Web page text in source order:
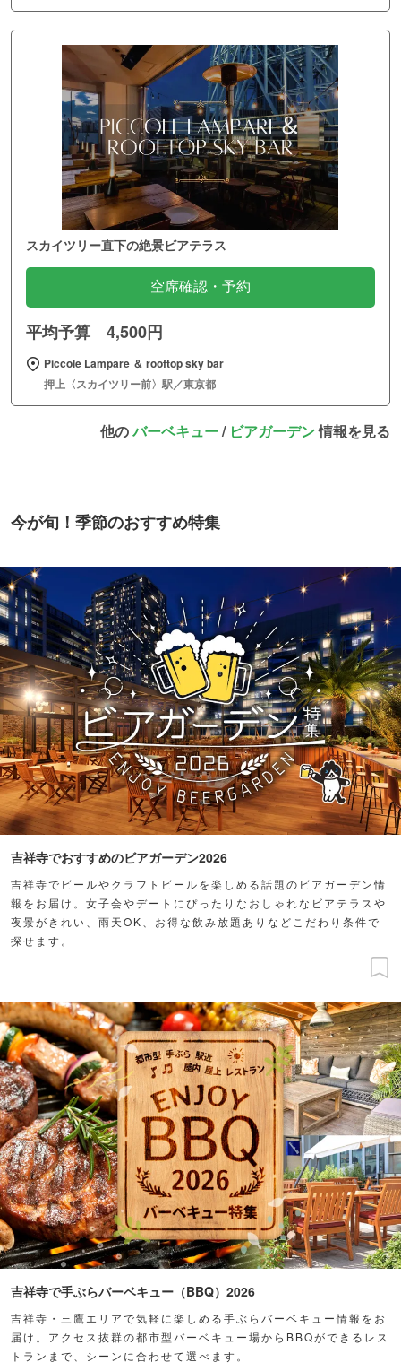
スカイツリー直下の絶景ビアテラス
空席確認・予約
平均予算 4,500円
Piccole Lampare ＆ rooftop sky bar
押上〈スカイツリー前〉駅／東京都
他のバーベキュー/ ビアガーデン情報を見る
今が旬！季節のおすすめ特集
吉祥寺でおすすめのビアガーデン2026
吉祥寺でビールやクラフトビールを楽しめる話題のビアガーデン情
報をお届け。女子会やデートにぴったりなおしゃれなビアテラスや
夜景がきれい、雨天OK、お得な飲み放題ありなどこだわり条件で
探せます。
吉祥寺で手ぶらバーベキュー（BBQ）2026
吉祥寺・三鷹エリアで気軽に楽しめる手ぶらバーベキュー情報をお
届け。アクセス抜群の都市型バーベキュー場からBBQができるレス
トランまで、シーンに合わせて選べます。